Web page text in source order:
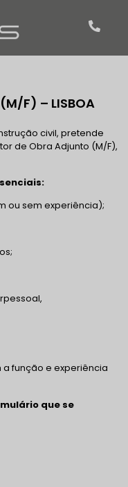
(M/F) – LISBOA
civil, pretende
de Obra Adjunto (M/F),
ou sem experiência);
função e experiência
que se